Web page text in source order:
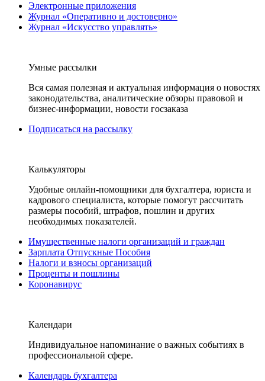
Электронные приложения
Журнал «Оперативно и достоверно»
Журнал «Искусство управлять»
Умные рассылки
Вся самая полезная и актуальная информация о новостях
законодательства, аналитические обзоры правовой и
бизнес-информации, новости госзаказа
Подписаться на рассылку
Калькуляторы
Удобные онлайн-помощники для бухгалтера, юриста и
кадрового специалиста, которые помогут рассчитать
размеры пособий, штрафов, пошлин и других
необходимых показателей.
Имущественные налоги организаций и граждан
Зарплата Отпускные Пособия
Налоги и взносы организаций
Проценты и пошлины
Коронавирус
Календари
Индивидуальное напоминание о важных событиях в
профессиональной сфере.
Календарь бухгалтера